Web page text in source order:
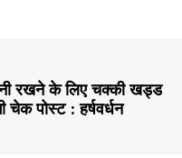
रखने के लिए चक्की खड्ड
चेक पोस्ट : हर्षवर्धन